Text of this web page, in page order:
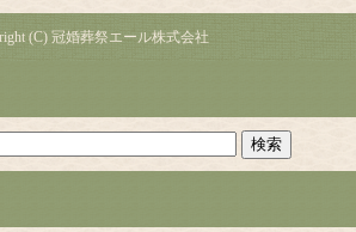
(C) 冠婚葬祭エール株式会社